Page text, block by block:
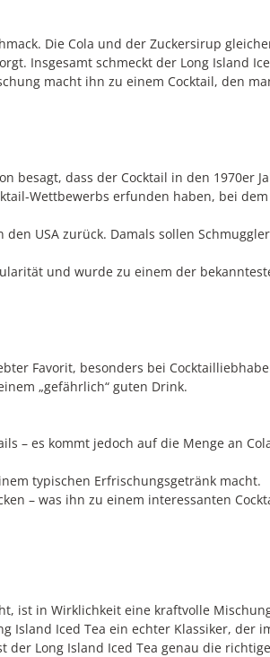
Die Cola und der Zuckersirup
Insgesamt schmeckt der Long Island
macht ihn zu einem Cocktail, den
besagt, dass der Cocktail in den 1970er
Wettbewerbs erfunden haben, bei
USA zurück. Damals sollen
und wurde zu einem der
Favorit, besonders bei
„gefährlich“ guten Drink.
– es kommt jedoch auf die Menge an
typischen Erfrischungsgetränk macht.
– was ihn zu einem interessanten
ist in Wirklichkeit eine kraftvolle
Island Iced Tea ein echter Klassiker, der
Long Island Iced Tea genau die